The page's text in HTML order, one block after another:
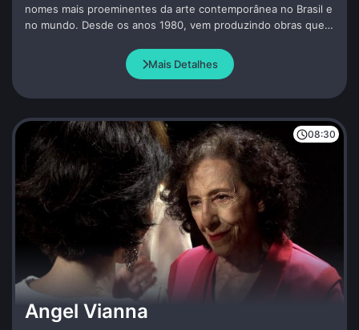
nomes mais proeminentes da arte contemporânea no Brasil e
no mundo. Desde os anos 1980, vem produzindo obras que
dimensões do espectador – corporal, espiritual, individual ou
Mais Detalhes
08:30
Angel Vianna